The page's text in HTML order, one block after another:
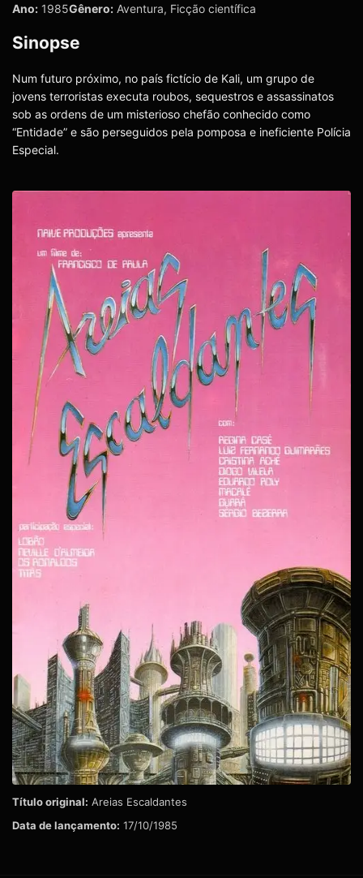
Ano: 1985Gênero: Aventura, Ficção científica
Sinopse
Num futuro próximo, no país fictício de Kali, um grupo de
jovens terroristas executa roubos, sequestros e assassinatos
sob as ordens de um misterioso chefão conhecido como
“Entidade” e são perseguidos pela pomposa e ineficiente Polícia
Especial.
Título original: Areias Escaldantes
Data de lançamento: 17/10/1985